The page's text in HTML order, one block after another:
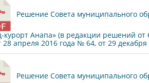
Решение Совета муниципального
курорт Анапа» (в редакции решений
28 апреля 2016 года № 64, от 29
Решение Совета муниципального